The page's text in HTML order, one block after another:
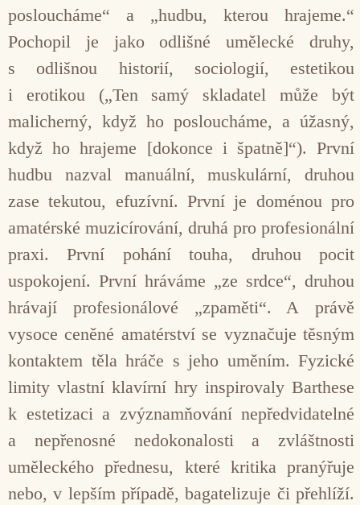
posloucháme“ a „hudbu, kterou hrajeme.“
Pochopil je jako odlišné umělecké druhy,
s odlišnou historií, sociologií, estetikou
i erotikou („Ten samý skladatel může být
malicherný, když ho posloucháme, a úžasný,
když ho hrajeme [dokonce i špatně]“). První
hudbu nazval manuální, muskulární, druhou
zase tekutou, efuzívní. První je doménou pro
amatérské muzicírování, druhá pro profesionální
praxi. První pohání touha, druhou pocit
uspokojení. První hráváme „ze srdce“, druhou
hrávají profesionálové „zpaměti“. A právě
vysoce ceněné amatérství se vyznačuje těsným
kontaktem těla hráče s jeho uměním. Fyzické
limity vlastní klavírní hry inspirovaly Barthese
k estetizaci a zvýznamňování nepředvidatelné
a nepřenosné nedokonalosti a zvláštnosti
uměleckého přednesu, které kritika pranýřuje
nebo, v lepším případě, bagatelizuje či přehlíží.